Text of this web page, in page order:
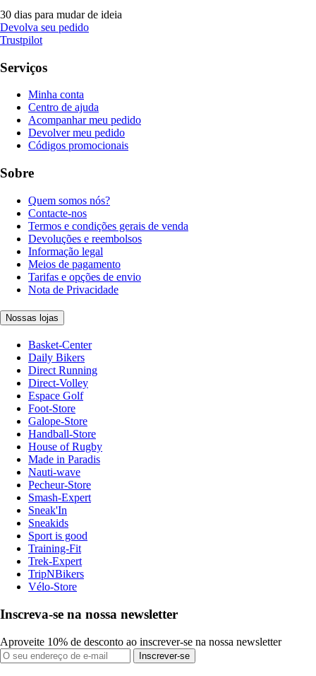
30 dias para mudar de ideia
Devolva seu pedido
Trustpilot
Serviços
Minha conta
Centro de ajuda
Acompanhar meu pedido
Devolver meu pedido
Códigos promocionais
Sobre
Quem somos nós?
Contacte-nos
Termos e condições gerais de venda
Devoluções e reembolsos
Informação legal
Meios de pagamento
Tarifas e opções de envio
Nota de Privacidade
Nossas lojas
Basket-Center
Daily Bikers
Direct Running
Direct-Volley
Espace Golf
Foot-Store
Galope-Store
Handball-Store
House of Rugby
Made in Paradis
Nauti-wave
Pecheur-Store
Smash-Expert
Sneak'In
Sneakids
Sport is good
Training-Fit
Trek-Expert
TripNBikers
Vélo-Store
Inscreva-se na nossa newsletter
Aproveite 10% de desconto ao inscrever-se na nossa newsletter
Inscrever-se